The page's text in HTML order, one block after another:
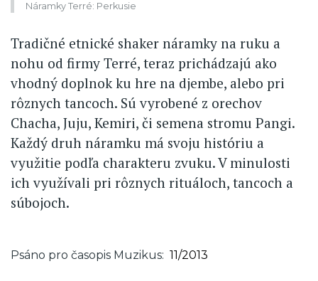
Náramky Terré: Perkusie
Tradičné etnické shaker náramky na ruku a
nohu od firmy Terré, teraz prichádzajú ako
vhodný doplnok ku hre na djembe, alebo pri
rôznych tancoch. Sú vyrobené z orechov
Chacha, Juju, Kemiri, či semena stromu Pangi.
Každý druh náramku má svoju históriu a
využitie podľa charakteru zvuku. V minulosti
ich využívali pri rôznych rituáloch, tancoch a
súbojoch.
Psáno pro časopis Muzikus 11/2013